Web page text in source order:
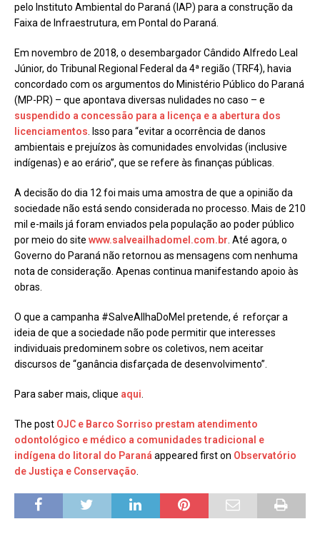
pelo Instituto Ambiental do Paraná (IAP) para a construção da
Faixa de Infraestrutura, em Pontal do Paraná.
Em novembro de 2018, o desembargador Cândido Alfredo Leal
Júnior, do Tribunal Regional Federal da 4ª região (TRF4), havia
concordado com os argumentos do Ministério Público do Paraná
(MP-PR) – que apontava diversas nulidades no caso – e
suspendido a concessão para a licença e a abertura dos
licenciamentos . Isso para “evitar a ocorrência de danos
ambientais e prejuízos às comunidades envolvidas (inclusive
indígenas) e ao erário”, que se refere às finanças públicas.
A decisão do dia 12 foi mais uma amostra de que a opinião da
sociedade não está sendo considerada no processo. Mais de 210
mil e-mails já foram enviados pela população ao poder público
por meio do site www.salveailhadomel.com.br . Até agora, o
Governo do Paraná não retornou as mensagens com nenhuma
nota de consideração. Apenas continua manifestando apoio às
obras.
O que a campanha #SalveAIlhaDoMel pretende, é reforçar a
ideia de que a sociedade não pode permitir que interesses
individuais predominem sobre os coletivos, nem aceitar
discursos de “ganância disfarçada de desenvolvimento”.
Para saber mais, clique aqui
The post OJC e Barco Sorriso prestam atendimento
odontológico e médico a comunidades tradicional e
indígena do litoral do Paraná appeared first on Observatório
de Justiça e Conservação